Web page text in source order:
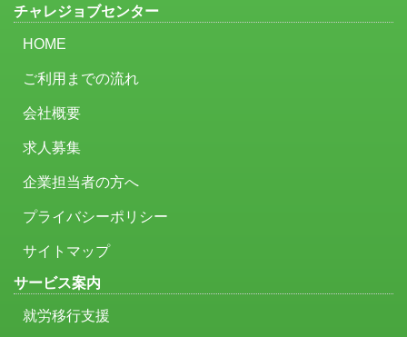
チャレジョブセンター
HOME
ご利用までの流れ
会社概要
求人募集
企業担当者の方へ
プライバシーポリシー
サイトマップ
サービス案内
就労移行支援